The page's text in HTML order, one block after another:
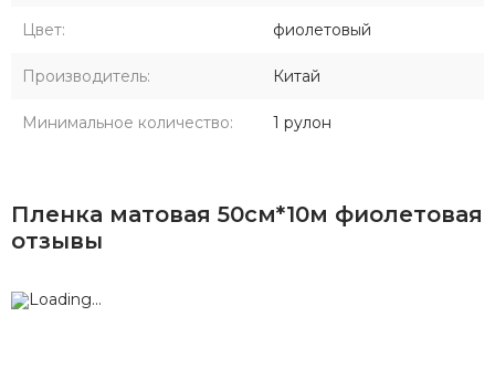
Цвет: фиолетовый
Производитель: Китай
Минимальное количество: 1 рулон
Пленка матовая 50см*10м фиолетовая
отзывы